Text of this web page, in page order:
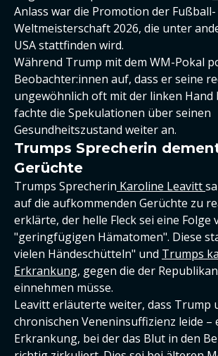
Anlass war die Promotion der Fußball-
Weltmeisterschaft 2026, die unter
USA stattfinden wird.
Während Trump mit dem WM-Pokal
Beobachter:innen auf, dass er seine
ungewöhnlich oft mit der linken Hand
fachte die Spekulationen über seinen
Gesundheitszustand weiter an.
Trumps Sprecherin
Gerüchte
Trumps Sprecherin Karoline Leavitt
auf die aufkommenden Gerüchte zu
erklärte, der helle Fleck sei eine Folge
"geringfügigen Hämatomen". Diese
vielen Händeschütteln" und Trumps
Erkrankung, gegen die der
einnehmen müsse.
Leavitt erläuterte weiter, dass Trump
chronischen Veneninsuffizienz leide –
Erkrankung, bei der das Blut in den